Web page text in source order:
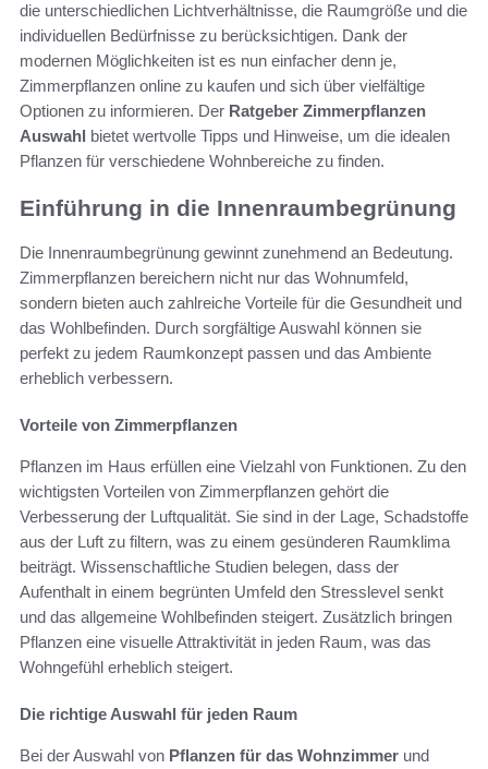
die unterschiedlichen Lichtverhältnisse, die Raumgröße und die
individuellen Bedürfnisse zu berücksichtigen. Dank der
modernen Möglichkeiten ist es nun einfacher denn je,
Zimmerpflanzen online zu kaufen und sich über vielfältige
Optionen zu informieren. Der Ratgeber Zimmerpflanzen
Auswahl bietet wertvolle Tipps und Hinweise, um die idealen
Pflanzen für verschiedene Wohnbereiche zu finden.
Einführung in die Innenraumbegrünung
Die Innenraumbegrünung gewinnt zunehmend an Bedeutung.
Zimmerpflanzen bereichern nicht nur das Wohnumfeld,
sondern bieten auch zahlreiche Vorteile für die Gesundheit und
das Wohlbefinden. Durch sorgfältige Auswahl können sie
perfekt zu jedem Raumkonzept passen und das Ambiente
erheblich verbessern.
Vorteile von Zimmerpflanzen
Pflanzen im Haus erfüllen eine Vielzahl von Funktionen. Zu den
wichtigsten Vorteilen von Zimmerpflanzen gehört die
Verbesserung der Luftqualität. Sie sind in der Lage, Schadstoffe
aus der Luft zu filtern, was zu einem gesünderen Raumklima
beiträgt. Wissenschaftliche Studien belegen, dass der
Aufenthalt in einem begrünten Umfeld den Stresslevel senkt
und das allgemeine Wohlbefinden steigert. Zusätzlich bringen
Pflanzen eine visuelle Attraktivität in jeden Raum, was das
Wohngefühl erheblich steigert.
Die richtige Auswahl für jeden Raum
Bei der Auswahl von Pflanzen für das Wohnzimmer und